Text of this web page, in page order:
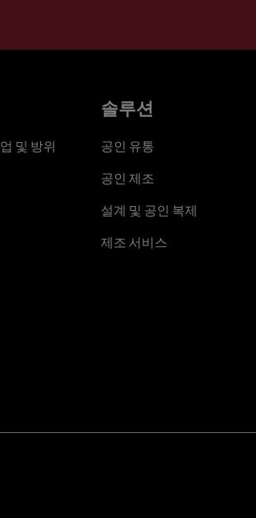
및 방위
솔루션
공인 유통
공인 제조
설계 및 공인 복제
제조 서비스